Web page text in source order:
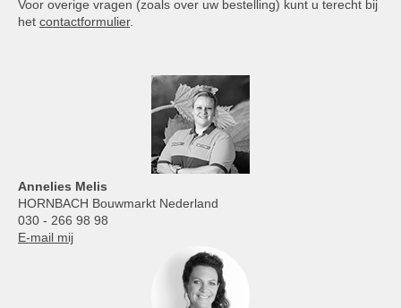
Voor overige vragen (zoals over uw bestelling) kunt u terecht bij
het contactformulier.
Annelies Melis
HORNBACH Bouwmarkt Nederland
030 - 266 98 98
E-mail mij